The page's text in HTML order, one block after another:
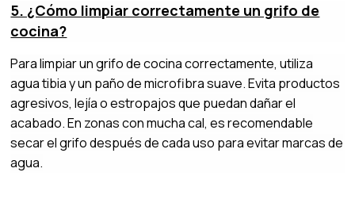
5. ¿Cómo limpiar correctamente un grifo de
cocina?
Para limpiar un grifo de cocina correctamente, utiliza
agua tibia y un paño de microfibra suave. Evita productos
agresivos, lejía o estropajos que puedan dañar el
acabado. En zonas con mucha cal, es recomendable
secar el grifo después de cada uso para evitar marcas de
agua.